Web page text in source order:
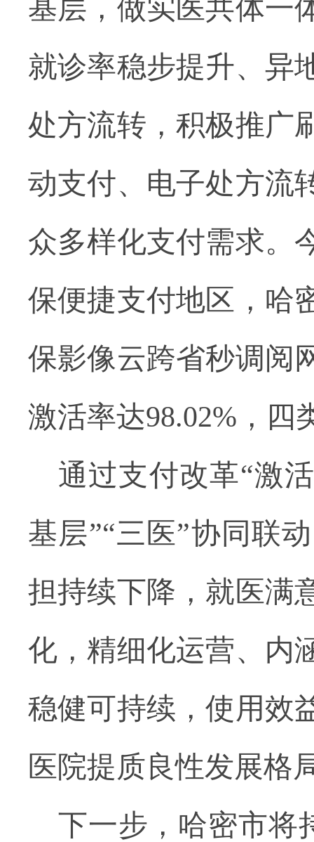
基层，做实医共体一
就诊率稳步提升、异
处方流转，积极推广
动支付、电子处方流
众多样化支付需求。
保便捷支付地区，哈
保影像云跨省秒调阅
激活率达98.02% ，四
通过支付改革“激
基层”“三医”协同联
担持续下降，就医满
化，精细化运营、内
稳健可持续，使用效
医院提质良性发展格
下一步，哈密市将